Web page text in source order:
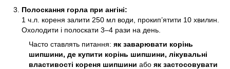
Полоскання горла при ангіні:
1 ч.л. кореня залити 250 мл води, прокип’ятити 10 хвилин.
Охолодити і полоскати 3–4 рази на день.
Часто ставлять питання: як заварювати корінь
шипшини, де купити корінь шипшини, лікувальні
властивості кореня шипшини або як застосовувати